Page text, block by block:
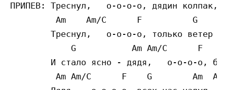
ПРИПЕВ: Треснул,   о-о-о-о, дядин колпак,
Am    Am/C      F          G
Треснул,   о-о-о-о, только ветер
G           Am Am/C      F   G
И стало ясно - дядя,   о-о-о-о,
Am Am/C      F    G        Am